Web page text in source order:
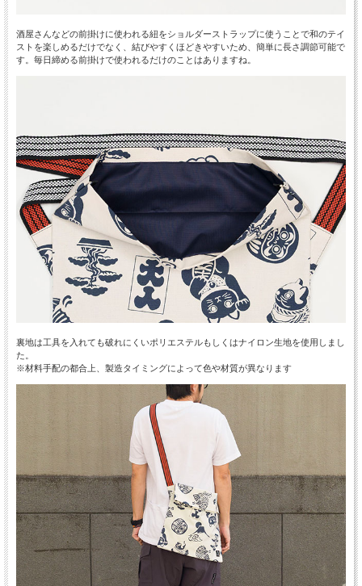
酒屋さんなどの前掛けに使われる紐をショルダーストラップに使うことで和のテイ
ストを楽しめるだけでなく、結びやすくほどきやすいため、簡単に長さ調節可能で
す。毎日締める前掛けで使われるだけのことはありますね。
裏地は工具を入れても破れにくいポリエステルもしくはナイロン生地を使用しまし
た。
※材料手配の都合上、製造タイミングによって色や材質が異なります